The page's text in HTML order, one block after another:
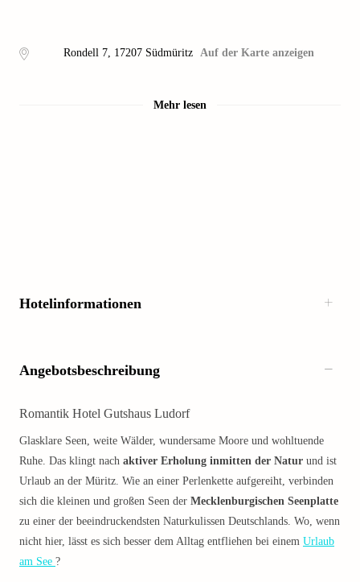
Rondell 7, 17207 Südmüritz Auf der Karte anzeigen
Mehr lesen
Hotelinformationen
Angebotsbeschreibung
Romantik Hotel Gutshaus Ludorf
Glasklare Seen, weite Wälder, wundersame Moore und wohltuende
Ruhe. Das klingt nach aktiver Erholung inmitten der Natur und ist
Urlaub an der Müritz. Wie an einer Perlenkette aufgereiht, verbinden
sich die kleinen und großen Seen der Mecklenburgischen Seenplatte
zu einer der beeindruckendsten Naturkulissen Deutschlands. Wo, wenn
nicht hier, lässt es sich besser dem Alltag entfliehen bei einem Urlaub
am See ?